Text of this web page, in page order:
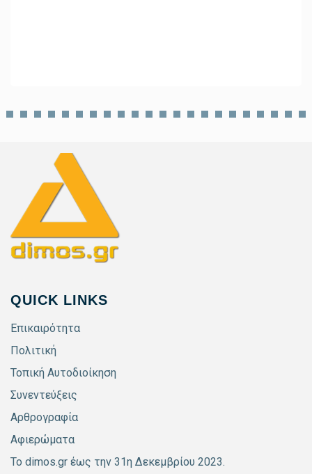
QUICK LINKS
Επικαιρότητα
Πολιτική
Τοπική Αυτοδιοίκηση
Συνεντεύξεις
Αρθρογραφία
Αφιερώματα
Το dimos.gr έως την 31η Δεκεμβρίου 2023.